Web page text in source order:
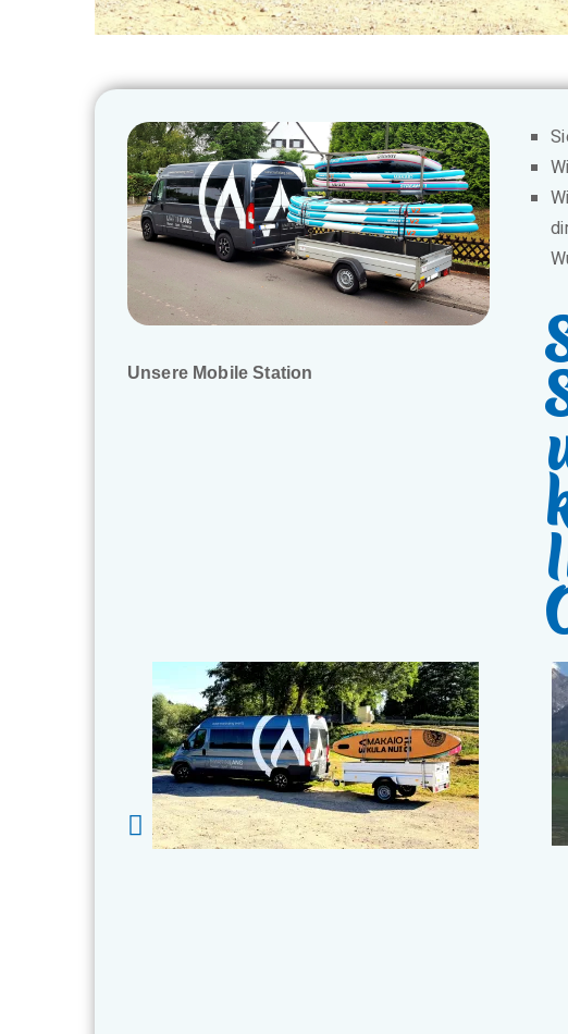
Unsere Mobile Station